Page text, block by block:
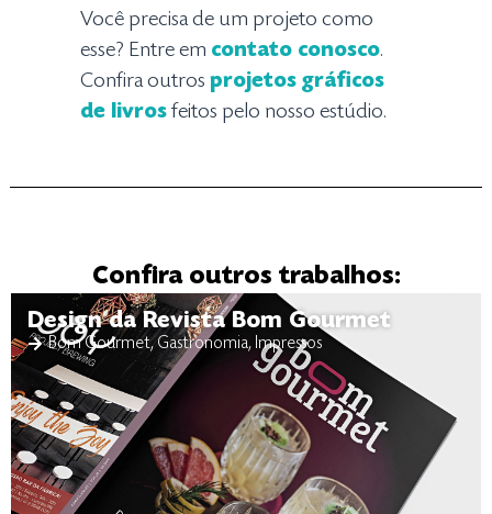
Você precisa de um projeto como
esse? Entre em contato conosco.
Confira outrosprojetos gráficos
de livros feitos pelo nosso estúdio.
Confira outros trabalhos:
Design da Revista Bom Gourmet
Bom Gourmet,Gastronomia, Impressos